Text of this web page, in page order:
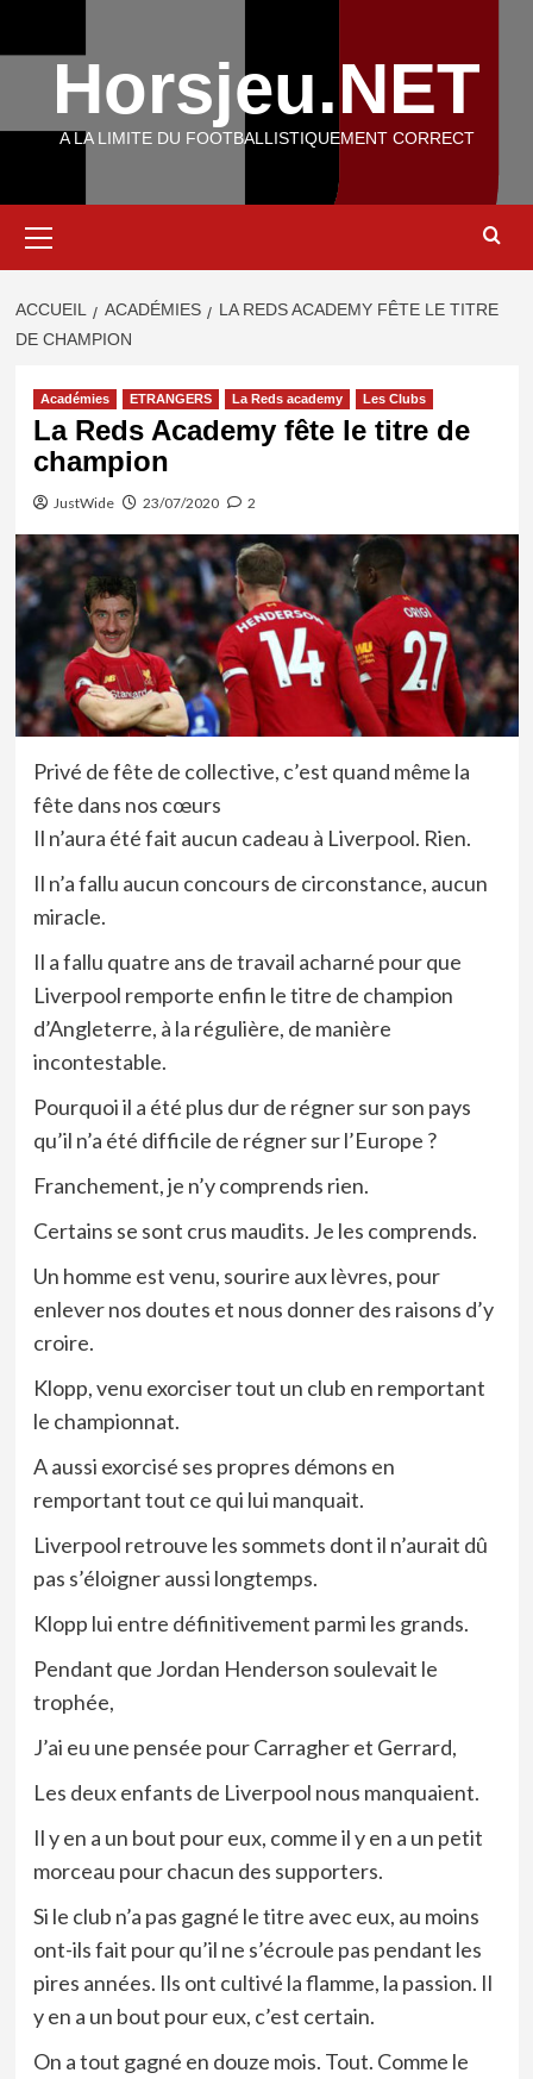
Horsjeu.NET
A LA LIMITE DU FOOTBALLISTIQUEMENT CORRECT
principal
ACCUEIL ACADÉMIES
LA REDS ACADEMY FÊTE LE TITRE
DE CHAMPION
Académies ETRANGERS La Reds academy Les Clubs
La Reds Academy fête le titre de
champion
JustWide 23/07/2020 2
Privé de fête de collective, c’est quand même la
fête dans nos cœurs
Il n’aura été fait aucun cadeau à Liverpool. Rien.
Il n’a fallu aucun concours de circonstance, aucun
miracle.
Il a fallu quatre ans de travail acharné pour que
Liverpool remporte enfin le titre de champion
d’Angleterre, à la régulière, de manière
incontestable.
Pourquoi il a été plus dur de régner sur son pays
qu’il n’a été difficile de régner sur l’Europe ?
Franchement, je n’y comprends rien.
Certains se sont crus maudits. Je les comprends.
Un homme est venu, sourire aux lèvres, pour
enlever nos doutes et nous donner des raisons d’y
croire.
Klopp, venu exorciser tout un club en remportant
le championnat.
A aussi exorcisé ses propres démons en
remportant tout ce qui lui manquait.
Liverpool retrouve les sommets dont il n’aurait dû
pas s’éloigner aussi longtemps.
Klopp lui entre définitivement parmi les grands.
Pendant que Jordan Henderson soulevait le
trophée,
J’ai eu une pensée pour Carragher et Gerrard,
Les deux enfants de Liverpool nous manquaient.
Il y en a un bout pour eux, comme il y en a un petit
morceau pour chacun des supporters.
Si le club n’a pas gagné le titre avec eux, au moins
ont-ils fait pour qu’il ne s’écroule pas pendant les
pires années. Ils ont cultivé la flamme, la passion. Il
y en a un bout pour eux, c’est certain.
On a tout gagné en douze mois. Tout. Comme le